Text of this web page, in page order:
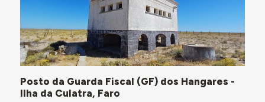
Posto da Guarda Fiscal (GF) dos Hangares -
Ilha da Culatra, Faro